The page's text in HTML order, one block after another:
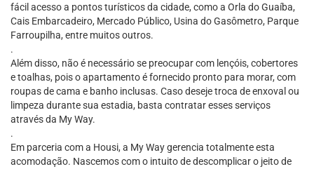
fácil acesso a pontos turísticos da cidade, como a Orla do Guaíba,
Cais Embarcadeiro, Mercado Público, Usina do Gasômetro, Parque
Farroupilha, entre muitos outros.
.
Além disso, não é necessário se preocupar com lençóis, cobertores
e toalhas, pois o apartamento é fornecido pronto para morar, com
roupas de cama e banho inclusas. Caso deseje troca de enxoval ou
limpeza durante sua estadia, basta contratar esses serviços
através da My Way.
.
Em parceria com a Housi, a My Way gerencia totalmente esta
acomodação. Nascemos com o intuito de descomplicar o jeito de